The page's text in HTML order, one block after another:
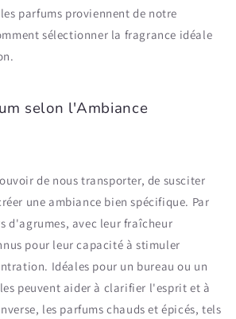
parfums proviennent de notre
sélectionner la fragrance idéale
selon l'Ambiance
de nous transporter, de susciter
une ambiance bien spécifique. Par
d'agrumes, avec leur fraîcheur
pour leur capacité à stimuler
Idéales pour un bureau ou un
peuvent aider à clarifier l'esprit et à
les parfums chauds et épicés, tels